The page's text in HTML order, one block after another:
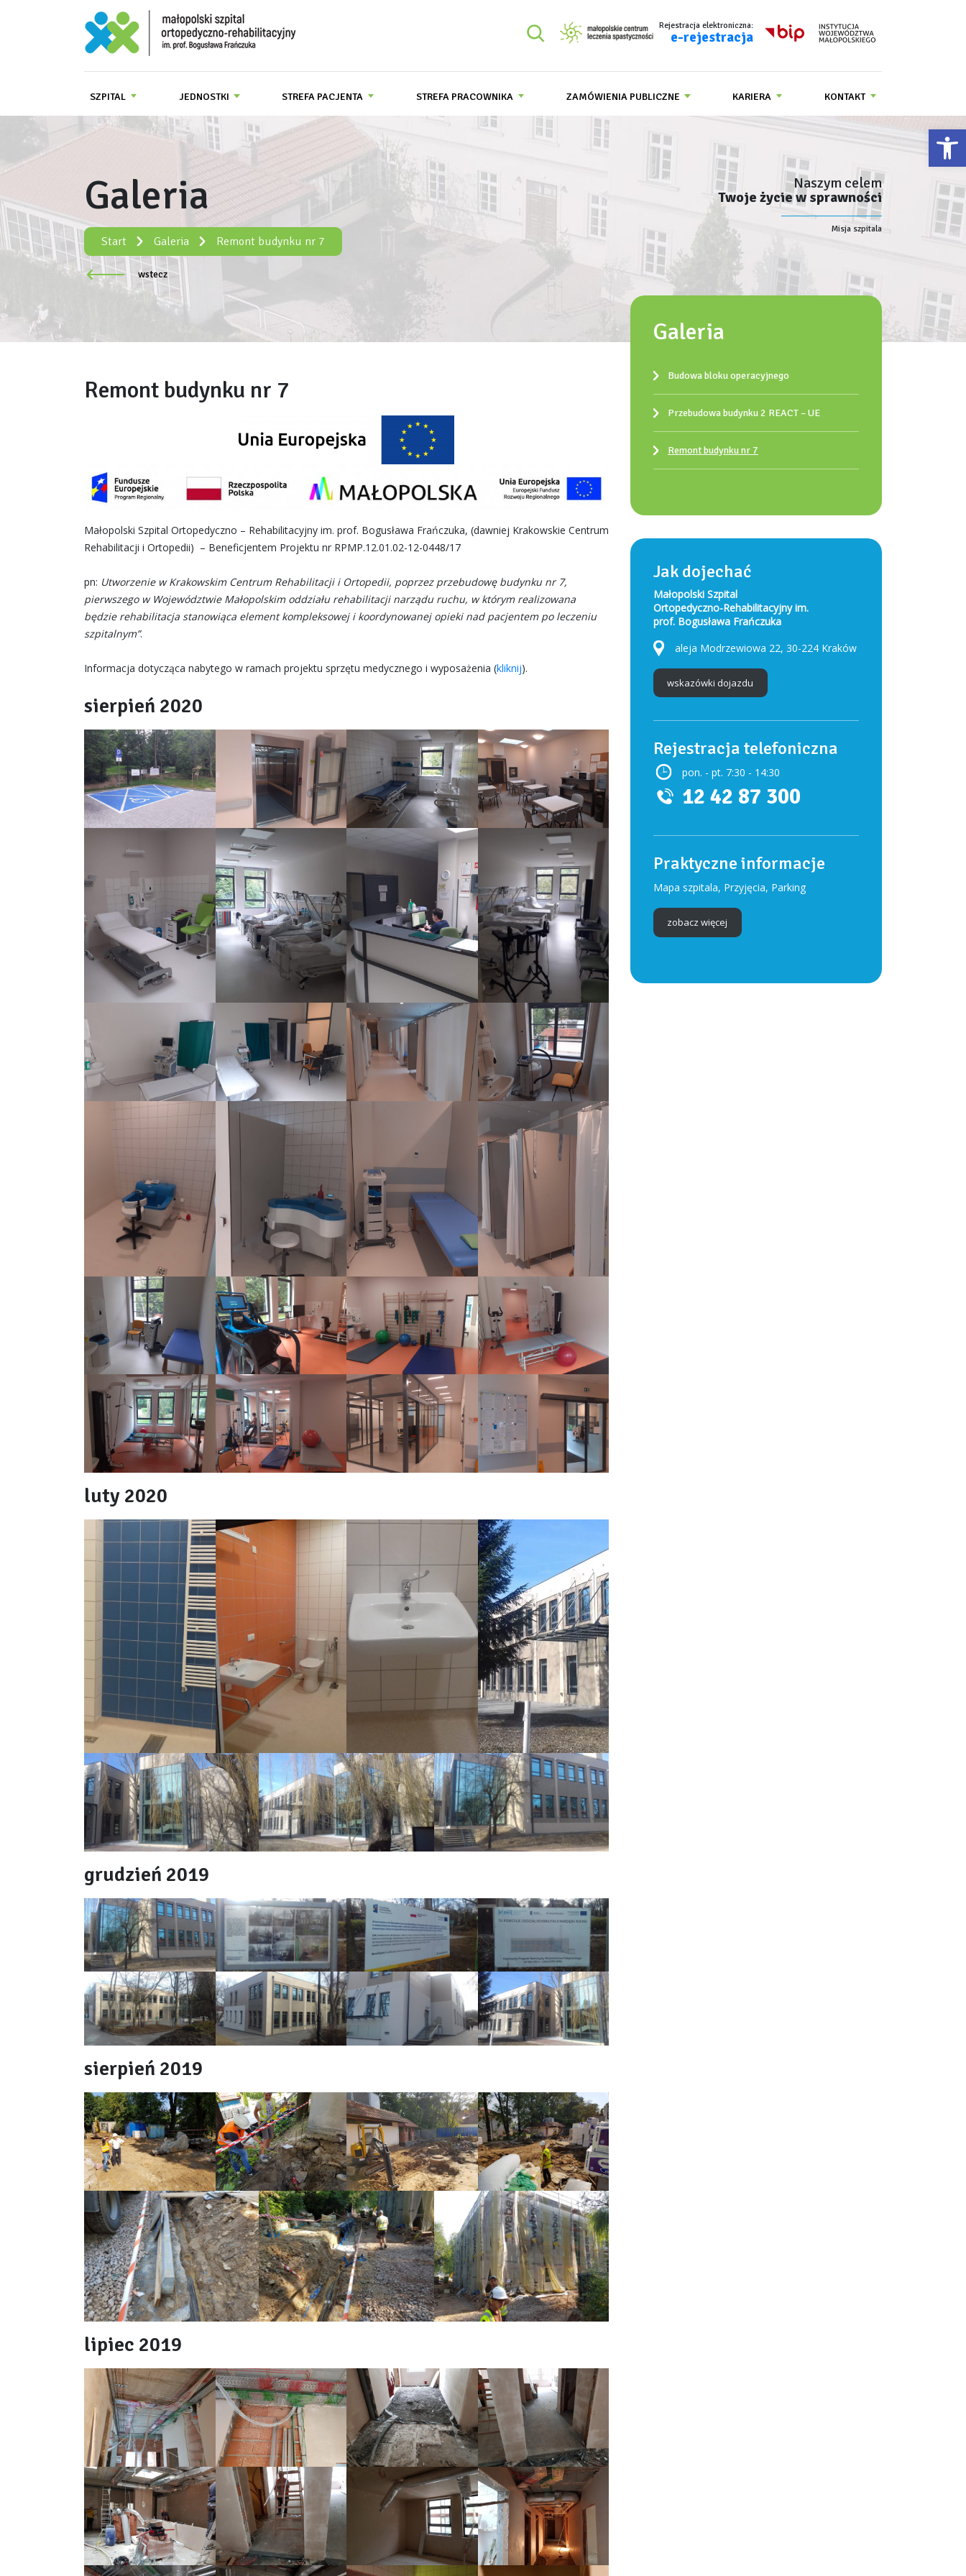
Małopolski Szpital Ortopedyczno-Rehabilitacyjny im. prof. Bogusława Frańczuka
Szukaj
Szukaj Rejestracja elektroniczna:
e-rejestracja
SZPITAL JEDNOSTKI STREFA PACJENTA STREFA PRACOWNIKA ZAMÓWIENIA PUBLICZNE KARIERA KONTAKT
Galeria
Start Galeria Remont budynku nr 7
wstecz
Naszym celem
Twoje życie w sprawności
Misja szpitala
Remont budynku nr 7
Małopolski Szpital Ortopedyczno – Rehabilitacyjny im. prof. Bogusława Frańczuka, (dawniej Krakowskie Centrum
Rehabilitacji i Ortopedii) – Beneficjentem Projektu nr RPMP.12.01.02-12-0448/17
pn: Utworzenie w Krakowskim Centrum Rehabilitacji i Ortopedii, poprzez przebudowę budynku nr 7,
pierwszego w Województwie Małopolskim oddziału rehabilitacji narządu ruchu, w którym realizowana
będzie rehabilitacja stanowiąca element kompleksowej i koordynowanej opieki nad pacjentem po leczeniu
szpitalnym”.
Informacja dotycząca nabytego w ramach projektu sprzętu medycznego i wyposażenia (kliknij).
sierpień 2020
luty 2020
grudzień 2019
sierpień 2019
lipiec 2019
Galeria
Budowa bloku operacyjnego
Przebudowa budynku 2 REACT – UE
Remont budynku nr 7
Jak dojechać
Małopolski Szpital
Ortopedyczno-Rehabilitacyjny im.
prof. Bogusława Frańczuka
aleja Modrzewiowa 22, 30-224 Kraków
wskazówki dojazdu
Rejestracja telefoniczna
pon. - pt. 7:30 - 14:30
12 42 87 300
Praktyczne informacje
Mapa szpitala, Przyjęcia, Parking
zobacz więcej